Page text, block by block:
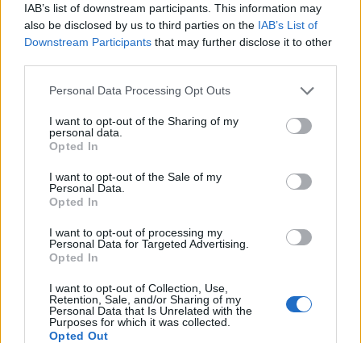
IAB’s list of downstream participants. This information may
also be disclosed by us to third parties on the IAB’s List of
Downstream Participants that may further disclose it to other
Personal Data Processing Opt Outs
I want to opt-out of the Sharing of my
personal data.
Opted In
I want to opt-out of the Sale of my
Personal Data.
Opted In
I want to opt-out of processing my
Personal Data for Targeted Advertising.
Opted In
I want to opt-out of Collection, Use,
Retention, Sale, and/or Sharing of my
Personal Data that Is Unrelated with the
Purposes for which it was collected.
Opted Out
Συνελήφθησαν δύο άτομα για κλοπή
μετασχηματιστή του ΔΕΔΔΗΕ στην περιοχή
του Τυρνάβου
Λάρισα: Συνελήφθη 22χρονος για απόπειρα
απάτης εις βάρος γυναίκας - Αναζητείται ο
συνεργός
Ξεκίνησε η δράση της ιερακοθηρίας στο
Παυσίλυπο για την απομάκρυνση των
6 Αυγούστου 2026, 10:56
ΛΑ.ΣΥ. Θεσσαλίας: "Συναινετικά οι
παρατάξεις Κουρέτα-Αγοραστού, που
αποτελούν την περιφερειακή επιτροπή
Θεσσαλίας, ξεπέταξαν 102 θέματα, σε 12
λεπτά!"